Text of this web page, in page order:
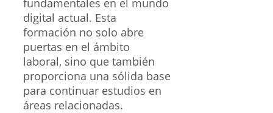
fundamentales en el mundo
digital actual. Esta
formación no solo abre
puertas en el ámbito
laboral, sino que también
proporciona una sólida base
para continuar estudios en
áreas relacionadas.